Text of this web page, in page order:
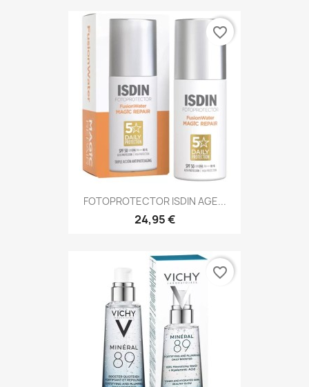
FOTOPROTECTOR ISDIN AGE...
24,95 €
favorite_border
favorite_border